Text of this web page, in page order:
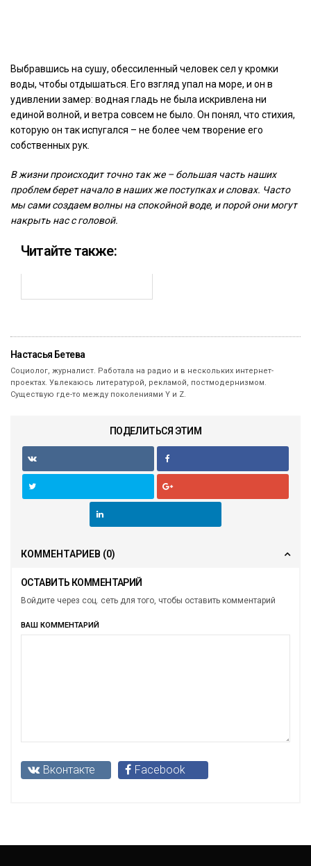
Выбравшись на сушу, обессиленный человек сел у кромки
воды, чтобы отдышаться. Его взгляд упал на море, и он в
удивлении замер: водная гладь не была искривлена ни
единой волной, и ветра совсем не было. Он понял, что стихия,
которую он так испугался – не более чем творение его
собственных рук.
В жизни происходит точно так же – большая часть наших
проблем берет начало в наших же поступках и словах. Часто
мы сами создаем волны на спокойной воде, и порой они могут
накрыть нас с головой.
Читайте также:
Настасья Бетева
Социолог, журналист. Работала на радио и в нескольких интернет-
проектах. Увлекаюсь литературой, рекламой, постмодернизмом.
Существую где-то между поколениями Y и Z.
ПОДЕЛИТЬСЯ ЭТИМ
КОММЕНТАРИЕВ (0)
ОСТАВИТЬ КОММЕНТАРИЙ
Войдите через соц. сеть для того, чтобы оставить комментарий
ВАШ КОММЕНТАРИЙ
Вконтакте Facebook